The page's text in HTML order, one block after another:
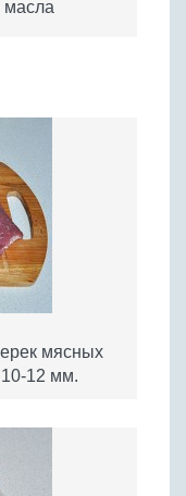
масла
мясных
10-12 мм.